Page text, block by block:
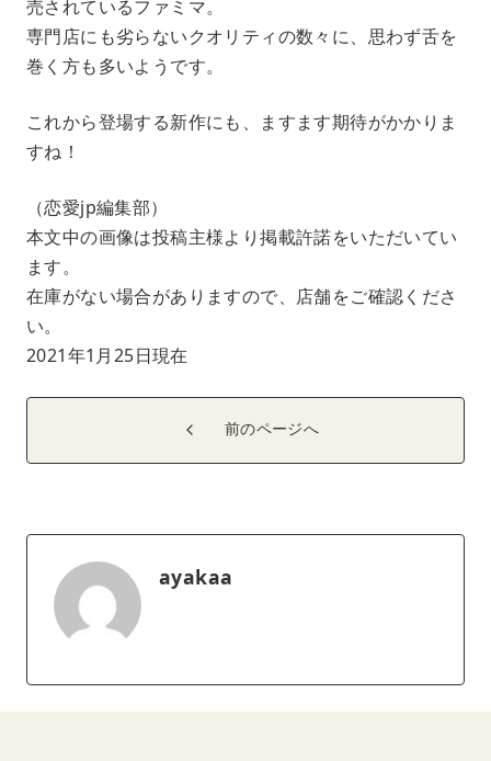
売されているファミマ。
専門店にも劣らないクオリティの数々に、思わず舌を
巻く方も多いようです。
これから登場する新作にも、ますます期待がかかりま
すね！
（恋愛jp編集部）
本文中の画像は投稿主様より掲載許諾をいただいてい
ます。
在庫がない場合がありますので、店舗をご確認くださ
い。
2021年1月25日現在
前のページへ
ayakaa